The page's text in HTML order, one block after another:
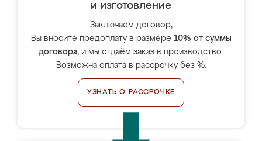
и изготовление
Заключаем договор,
Вы вносите предоплату в размере 10% от суммы
договора, и мы отдаём заказ в производство.
Возможна оплата в рассрочку без %.
УЗНАТЬ О РАССРОЧКЕ